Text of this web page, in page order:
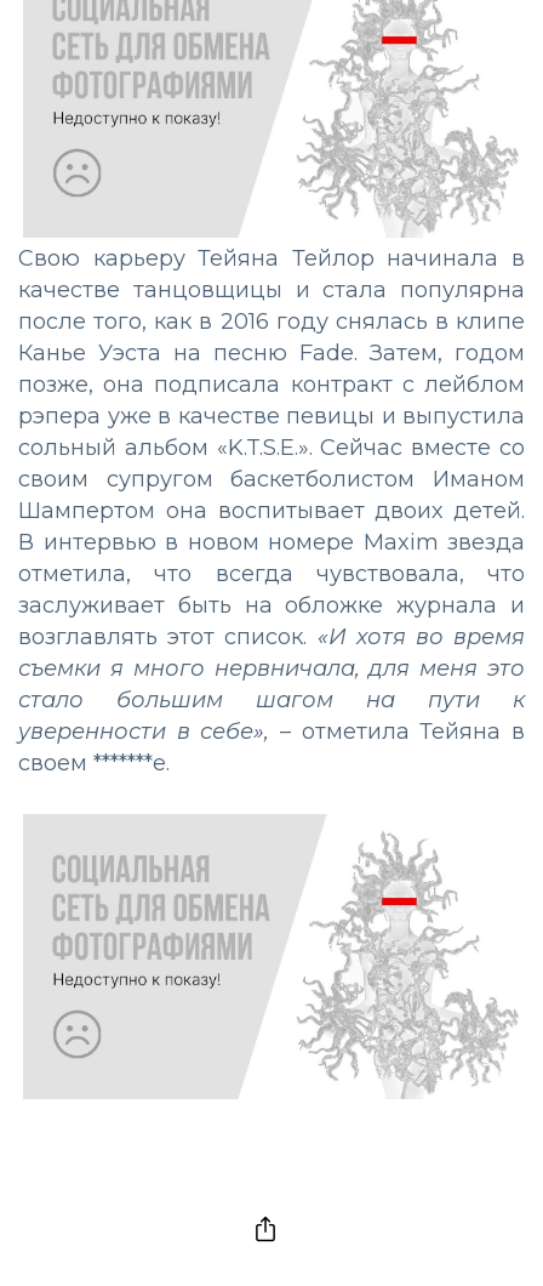
Свою карьеру Тейяна Тейлор начинала в
качестве танцовщицы и стала популярна
после того, как в 2016 году снялась в клипе
Канье Уэста на песню Fade. Затем, годом
позже, она подписала контракт с лейблом
рэпера уже в качестве певицы и выпустила
сольный альбом «K.T.S.E.». Сейчас вместе со
своим супругом баскетболистом Иманом
Шампертом она воспитывает двоих детей.
В интервью в новом номере Maxim звезда
отметила, что всегда чувствовала, что
заслуживает быть на обложке журнала и
возглавлять этот список. «И хотя во время
съемки я много нервничала, для меня это
стало большим шагом на пути к
уверенности в себе», – отметила Тейяна в
своем *******е.